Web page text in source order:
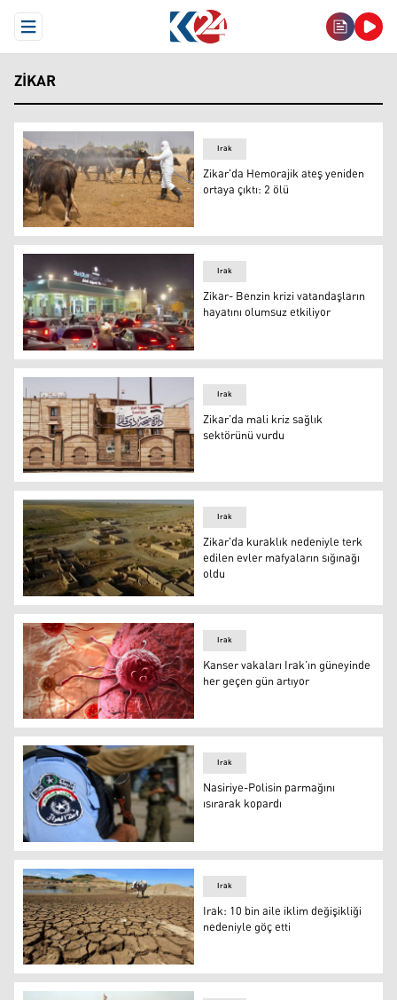
Open Menu
ZIKAR
Zikar'da Hemorajik ateş yeniden ortaya çıktı: 2 ölü
Irak
Zikar'da Hemorajik ateş yeniden
ortaya çıktı: 2 ölü
Zikar- Benzin krizi vatandaşların hayatını olumsuz
Irak
Zikar- Benzin krizi vatandaşların
hayatını olumsuz etkiliyor
Zikar’da mali kriz sağlık sektörünü vurdu
Irak
Zikar’da mali kriz sağlık
sektörünü vurdu
Zikar'da kuraklık nedeniyle terk edilen evler mafyaların
Irak
Zikar'da kuraklık nedeniyle terk
edilen evler mafyaların sığınağı
oldu
Kanser vakaları Irak’ın güneyinde her geçen gün artıyor
Irak
Kanser vakaları Irak’ın güneyinde
her geçen gün artıyor
Nasiriye-Polisin parmağını ısırarak kopardı
Irak
Nasiriye-Polisin parmağını
ısırarak kopardı
Irak: 10 bin aile iklim değişikliği nedeniyle göç etti
Irak
Irak: 10 bin aile iklim değişikliği
nedeniyle göç etti